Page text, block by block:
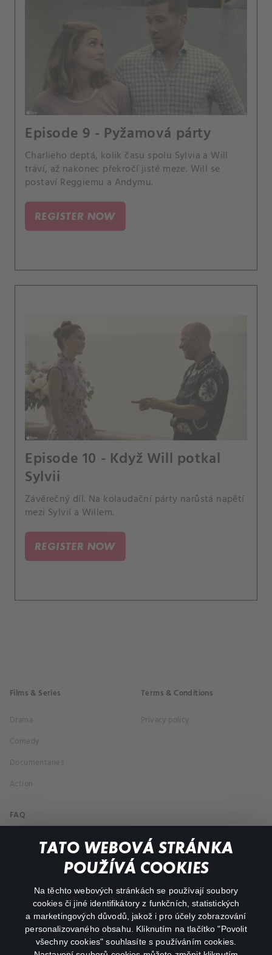
TATO WEBOVÁ STRÁNKA
POUŽÍVÁ COOKIES
Na těchto webových stránkách se používají soubory
cookies či jiné identifikátory z funkčních, statistických
a marketingových důvodů, jakož i pro účely zobrazování
personalizovaného obsahu. Kliknutím na tlačítko "Povolit
všechny cookies" souhlasíte s používáním cookies.
Episode 9 - Pyžamová párty
Charlieho deptá, kolik času spolu Sylvia a Will
tráví, až nakonec překročí jisté meze. Will se
postaví Reggiemu a Andymu.
REGISTER NOW
Episode 10 - Když Will potkal
Sylvii
Závěrečný díl. Na kolaudační párty narůstá napětí
mezi Sylvií a Willem.
REGISTER NOW
Films & Series
Drama
Comedy
Documentaries
Action
Terms & Conditions
Privacy policy
FAQ
My profile
facebookinstagram
youtube